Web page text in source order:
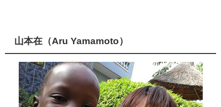
山本在（Aru Yamamoto）